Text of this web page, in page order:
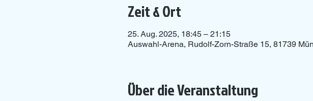
Zeit & Ort
25. Aug. 2025, 18:45 – 21:15
Auswahl-Arena, Rudolf-Zorn-Straße 15, 81739
Über die Veranstaltung